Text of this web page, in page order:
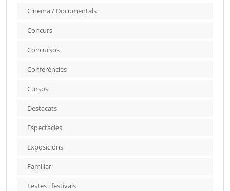
Cinema / Documentals
Concurs
Concursos
Conferències
Cursos
Destacats
Espectacles
Exposicions
Familiar
Festes i festivals